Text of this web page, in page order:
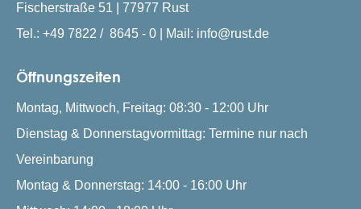
Fischerstraße 51 | 77977 Rust
Tel.: +49 7822 / 8645 - 0 | Mail: info@rust.de
Öffnungszeiten
Montag, Mittwoch, Freitag: 08:30 - 12:00 Uhr
Dienstag & Donnerstagvormittag: Termine nur nach
Vereinbarung
Montag & Donnerstag: 14:00 - 16:00 Uhr